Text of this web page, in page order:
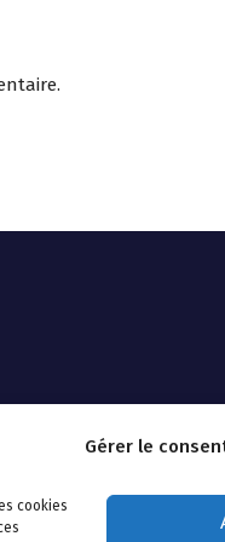
Gérer le
cookies